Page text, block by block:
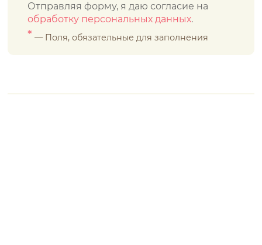
Отправляя форму, я даю согласие на
обработку персональных данных.
* — Поля, обязательные для заполнения